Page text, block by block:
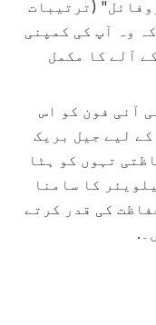
(ترتیبات
وہ آپ کی کمپنی
آلے کا مکمل
آئی فون کو اس
لیے جیل بریک
تہوں کو ہٹا
کا سامنا
کی قدر کرتے